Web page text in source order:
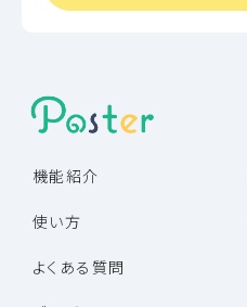
機能紹介
使い方
よくある質問